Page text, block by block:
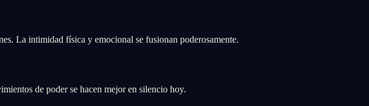
La intimidad física y emocional se fusionan poderosamente.
de poder se hacen mejor en silencio hoy.